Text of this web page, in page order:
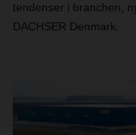
tendenser i branchen,
DACHSER Denmark.